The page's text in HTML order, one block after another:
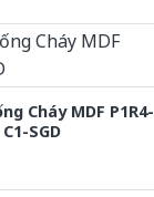
Cháy MDF P1R4-
C1-SGD